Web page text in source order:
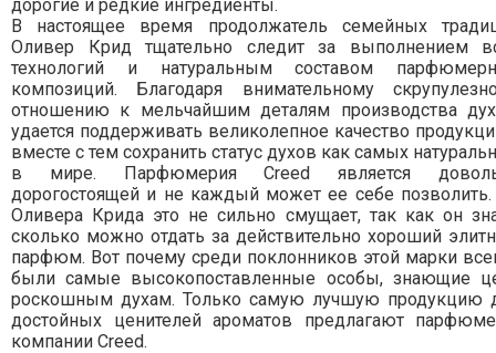
дорогие и редкие ингредиенты.
В настоящее время продолжатель семейных
Оливер Крид тщательно следит за выполнением
технологий и натуральным составом
композиций. Благодаря внимательному
отношению к мельчайшим деталям производства
удается поддерживать великолепное качество
вместе с тем сохранить статус духов как самых
в мире. Парфюмерия Creed является
дорогостоящей и не каждый может ее себе
Оливера Крида это не сильно смущает, так как он
сколько можно отдать за действительно хороший
парфюм. Вот почему среди поклонников этой марки
были самые высокопоставленные особы, знающие
роскошным духам. Только самую лучшую продукцию
достойных ценителей ароматов предлагают
компании Creed.